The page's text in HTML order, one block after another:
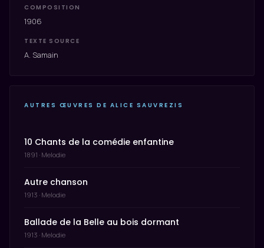
COMPOSITION
1906
TEXTE SOURCE
A. Samain
AUTRES ŒUVRES DE ALICE SAUVREZIS
10 Chants de la comédie enfantine
1891 · Melodie
Autre chanson
1913 · Melodie
Ballade de la Belle au bois dormant
1913 · Melodie